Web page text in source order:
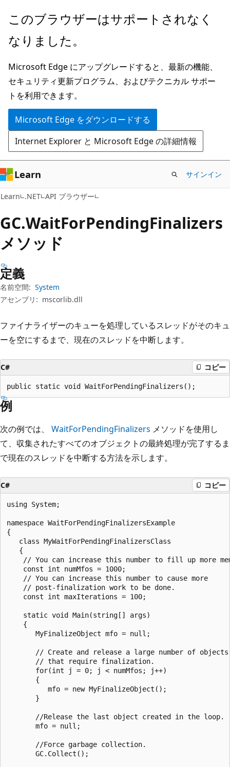
メ
ン
ン
テ
ン
ツ
に
ス
キ
ッ
プ
ペ
ジ
ナ
ビ
ゲ
ー
シ
ョ
ン
に
ス
キ
ッ
プ
このブラウザーはサポートされなく
なりました。
Microsoft Edge にアップグレードすると、最新の機能、
セキュリティ更新プログラム、およびテクニカル サポー
トを利用できます。
Microsoft Edge をダウンロードする
Internet Explorer と Microsoft Edge の詳細情報
Learn サインイン
Learn .NET API ブラウザー
GC.WaitForPendingFinalizers
メソッド
定義
名前空間: System
アセンブリ: mscorlib.dll
ファイナライザーのキューを処理しているスレッドがそのキュ
ーを空にするまで、現在のスレッドを中断します。
C# コピー
public static void WaitForPendingFinalizers();
例
次の例では、 WaitForPendingFinalizers メソッドを使用し
て、収集されたすべてのオブジェクトの最終処理が完了するま
で現在のスレッドを中断する方法を示します。
C# コピー
using System;
namespace WaitForPendingFinalizersExample
{
   class MyWaitForPendingFinalizersClass
   {
// You can increase this number to fill up more
    const int numMfos = 1000;
    // You can increase this number to cause more
    // post-finalization work to be done.
    const int maxIterations = 100;
    static void Main(string[] args)
    {
       MyFinalizeObject mfo = null;
       // Create and release a large number of objects
       // that require finalization.
       for(int j = 0; j < numMfos; j++)
       {
          mfo = new MyFinalizeObject();
       }
       //Release the last object created in the loop.
       mfo = null;
       //Force garbage collection.
       GC.Collect();